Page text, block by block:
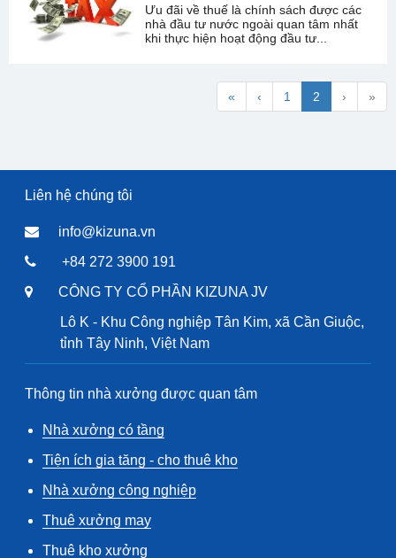
Ưu đãi về thuế là chính sách được các
nhà đầu tư nước ngoài quan tâm nhất
khi thực hiện hoạt động đầu tư...
« ‹ 1 2 › »
Liên hệ chúng tôi
info@kizuna.vn
+84 272 3900 191
CÔNG TY CỔ PHẦN KIZUNA JV
Lô K - Khu Công nghiệp Tân Kim, xã Cần Giuộc,
tỉnh Tây Ninh, Việt Nam
Thông tin nhà xưởng được quan tâm
Nhà xưởng có tầng
Tiện ích gia tăng - cho thuê kho
Nhà xưởng công nghiệp
Thuê xưởng may
Thuê kho xưởng